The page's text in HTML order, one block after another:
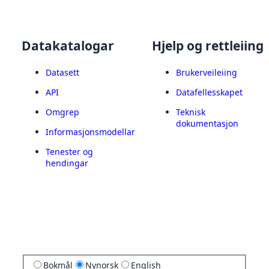
Datakatalogar
Datasett
API
Omgrep
Informasjonsmodellar
Tenester og
hendingar
Hjelp og rettleiing
Brukerveileiing
Datafellesskapet
Teknisk
dokumentasjon
Bokmål Nynorsk English